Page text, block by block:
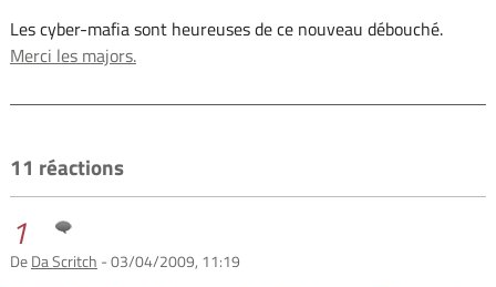
Les cyber-mafia sont heureuses de ce nouveau débouché.
Merci les majors.
11 réactions
1
DeDa Scritch - 03/04/2009, 11:19